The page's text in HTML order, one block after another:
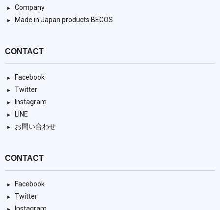
Company
Made in Japan products BECOS
CONTACT
Facebook
Twitter
Instagram
LINE
お問い合わせ
CONTACT
Facebook
Twitter